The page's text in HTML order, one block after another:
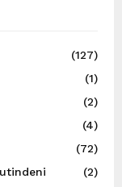
(127)
(1)
(2)
(4)
(72)
(2)